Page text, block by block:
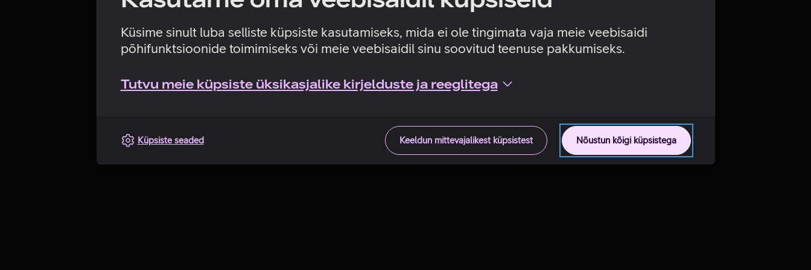
Küsime sinult luba selliste küpsiste kasutamiseks, mida ei ole tingimata vaja meie veebisaidi
põhifunktsioonide toimimiseks või meie veebisaidil sinu soovitud teenuse pakkumiseks.
Tutvu meie küpsiste üksikasjalike kirjelduste ja reeglitega
Nõustun kõigi küpsistega
Keeldun mittevajalikest küpsistest
Küpsiste seaded